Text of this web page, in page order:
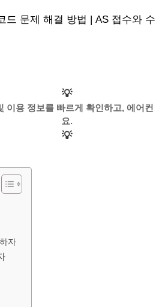
드 문제 해결 방법 | AS 접수와
💡
이용 정보를 빠르게 확인하고, 에어
요.
💡
자